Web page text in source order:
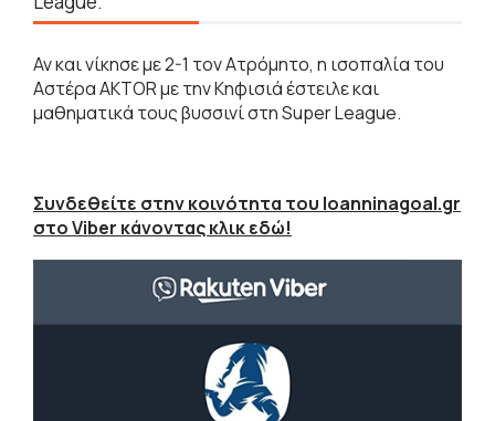
Αν και νίκησε με 2-1 τον Ατρόμητο, η ισοπαλία του
Αστέρα AKTOR με την Κηφισιά έστειλε και
μαθηματικά τους βυσσινί στη Super League.
Συνδεθείτε στην κοινότητα του Ioanninagoal.gr
στο Viber κάνοντας κλικ εδώ!